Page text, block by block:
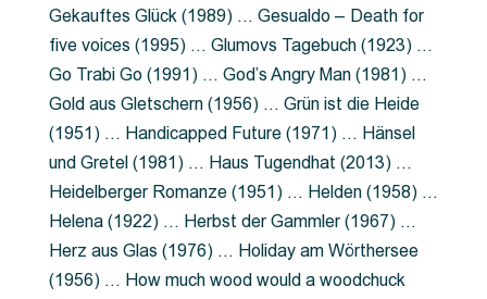
Gekauftes Glück (1989) … Gesualdo – Death for
five voices (1995) … Glumovs Tagebuch (1923) …
Go Trabi Go (1991) … God’s Angry Man (1981) …
Gold aus Gletschern (1956) … Grün ist die Heide
(1951) … Handicapped Future (1971) … Hänsel
und Gretel (1981) … Haus Tugendhat (2013) …
Heidelberger Romanze (1951) … Helden (1958) …
Helena (1922) … Herbst der Gammler (1967) …
Herz aus Glas (1976) … Holiday am Wörthersee
(1956) … How much wood would a woodchuck